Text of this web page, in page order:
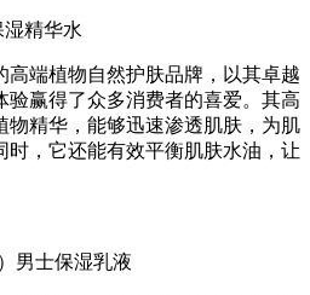
精华水
高端植物自然护肤品牌，以其卓越
验赢得了众多消费者的喜爱。其高
物精华，能够迅速渗透肌肤，为肌
时，它还能有效平衡肌肤水油，让
男士保湿乳液